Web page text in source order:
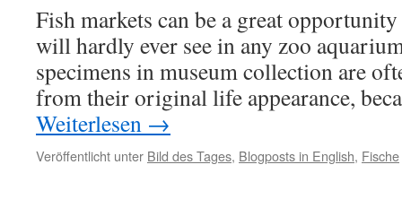
Fish markets can be a great
will hardly ever see in any zoo
specimens in museum collection are
from their original life appearance,
Weiterlesen →
Veröffentlicht unter Bild des Tages, Blogposts in English, Fische